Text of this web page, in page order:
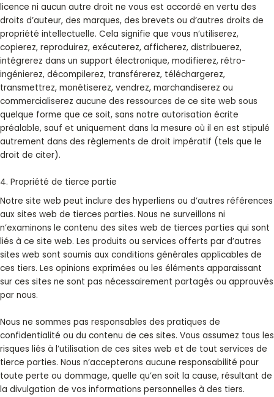
licence ni aucun autre droit ne vous est accordé en vertu des
droits d’auteur, des marques, des brevets ou d’autres droits de
propriété intellectuelle. Cela signifie que vous n’utiliserez,
copierez, reproduirez, exécuterez, afficherez, distribuerez,
intégrerez dans un support électronique, modifierez, rétro-
ingénierez, décompilerez, transférerez, téléchargerez,
transmettrez, monétiserez, vendrez, marchandiserez ou
commercialiserez aucune des ressources de ce site web sous
quelque forme que ce soit, sans notre autorisation écrite
préalable, sauf et uniquement dans la mesure où il en est stipulé
autrement dans des règlements de droit impératif (tels que le
droit de citer).
4. Propriété de tierce partie
Notre site web peut inclure des hyperliens ou d’autres références
aux sites web de tierces parties. Nous ne surveillons ni
n’examinons le contenu des sites web de tierces parties qui sont
liés à ce site web. Les produits ou services offerts par d’autres
sites web sont soumis aux conditions générales applicables de
ces tiers. Les opinions exprimées ou les éléments apparaissant
sur ces sites ne sont pas nécessairement partagés ou approuvés
par nous.
Nous ne sommes pas responsables des pratiques de
confidentialité ou du contenu de ces sites. Vous assumez tous les
risques liés à l’utilisation de ces sites web et de tout services de
tierce parties. Nous n’accepterons aucune responsabilité pour
toute perte ou dommage, quelle qu’en soit la cause, résultant de
la divulgation de vos informations personnelles à des tiers.